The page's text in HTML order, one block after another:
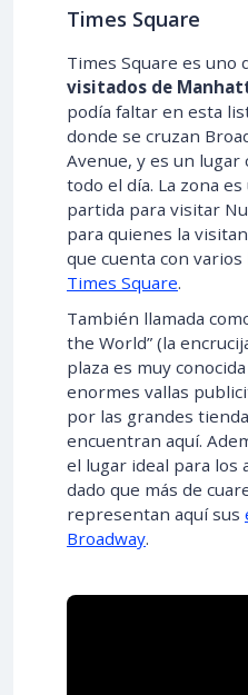
Times Square
Times Square es uno
visitados de
podía faltar en esta
donde se cruzan
Avenue, y es un
todo el día. La zona
partida para visitar
para quienes la
que cuenta con varios
Times Square.
También llamada
the World” (la
plaza es muy
enormes vallas
por las grandes
encuentran aquí.
el lugar ideal para los
dado que más de
representan aquí sus
Broadway.